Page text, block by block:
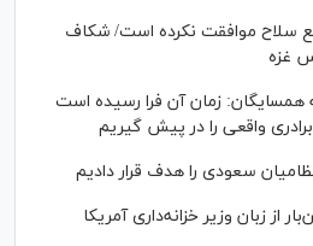
سلاح موافقت نکرده است/ شکاف
همسایگان: زمان آن فرا رسیده است
واقعی را در پیش گیریم
سعودی را هدف قرار دادیم
از زبان وزیر خزانه‌داری آمریکا